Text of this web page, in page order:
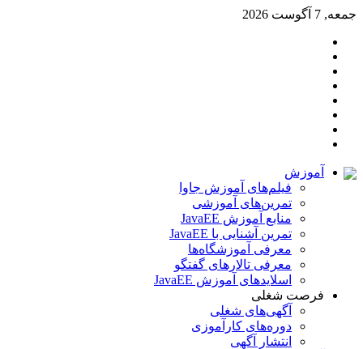
جمعه, 7 آگوست 2026
آموزش
فیلم‌های آموزش جاوا
تمرین‌های آموزشی
منابع آموزش JavaEE
تمرین آشنایی با JavaEE
معرفی آموزشگاه‌ها
معرفی تالارهای گفتگو
اسلایدهای آموزش JavaEE
فرصت شغلی
آگهی‌های شغلی
دوره‌های کارآموزی
انتشار آگهی